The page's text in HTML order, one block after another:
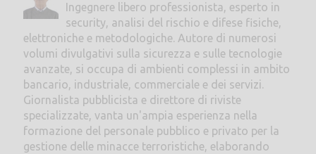
Ingegnere libero professionista, esperto in
security, analisi del rischio e difese fisiche,
elettroniche e metodologiche. Autore di numerosi
volumi divulgativi sulla sicurezza e sulle tecnologie
avanzate, si occupa di ambienti complessi in ambito
bancario, industriale, commerciale e dei servizi.
Giornalista pubblicista e direttore di riviste
specializzate, vanta un'ampia esperienza nella
formazione del personale pubblico e privato per la
gestione delle minacce terroristiche, elaborando